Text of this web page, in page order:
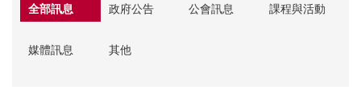
全部訊息 政府公告 公會訊息 課程與活動
媒體訊息 其他